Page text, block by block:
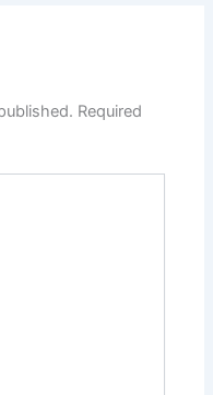
Required